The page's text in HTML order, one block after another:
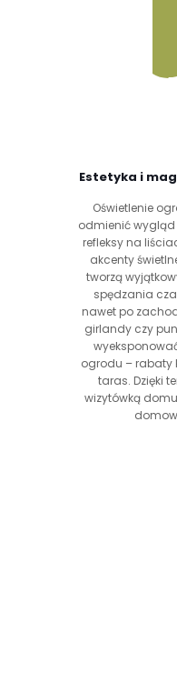
Estetyka i
Oświetlenie
odmienić wygląd
refleksy na
akcenty
tworzą
spędzania
nawet po
girlandy czy
ogrodu – rabaty
taras. Dzięki
wizytówką